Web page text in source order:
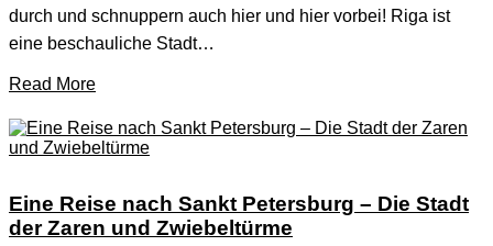
durch und schnuppern auch hier und hier vorbei! Riga ist
eine beschauliche Stadt…
Read More
Eine Reise nach Sankt Petersburg – Die Stadt
der Zaren und Zwiebeltürme